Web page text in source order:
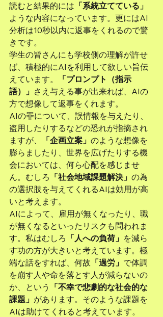
読むと結果的には 「系統立てている」
ような内容になっています。更にはAI
分析は10秒以内に返事をくれるので驚
きです。
学生の皆さんにも学校側の理解が許せ
ば、積極的にAIを利用して欲しい旨伝
えています。
「プロンプト（指示
語）」 さえ与える事が出来れば、AIの
方で想像して返事をくれます。
AIの罪について、誤情報を与えたり、
盗用したりするなどの恐れが指摘され
ますが、
「企画立案」 のような想像を
膨らましたり、世界を広げたりする機
会においては、何ら心配を感じませ
ん。むしろ 「社会地域課題解決」 の為
の選択肢を与えてくれるAIは効用が高
いと考えます。
AIによって、雇用が無くなったり、職
が無くなるといったリスクも問われま
す。私はむしろ 「人への負荷」 を減ら
す功の方が大きいと考えています。極
端な話をすれば、何故 「過労」 で体調
を崩す人や命を落とす人が減らないの
か、という
「不幸で悲劇的な社会的な
課題」 があります。そのような課題を
AIは助けてくれると考えています。